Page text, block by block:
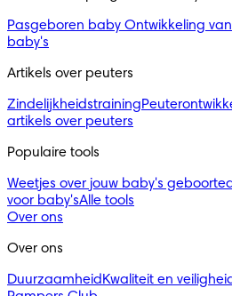
Pasgeboren baby Ontwikkeling
baby's
Artikels over peuters
Zindelijkheidstraining
artikels over peuters
Populaire tools
Weetjes over jouw baby's
voor baby'sAlle tools
Over ons
Over ons
Duurzaamheid Kwaliteit en